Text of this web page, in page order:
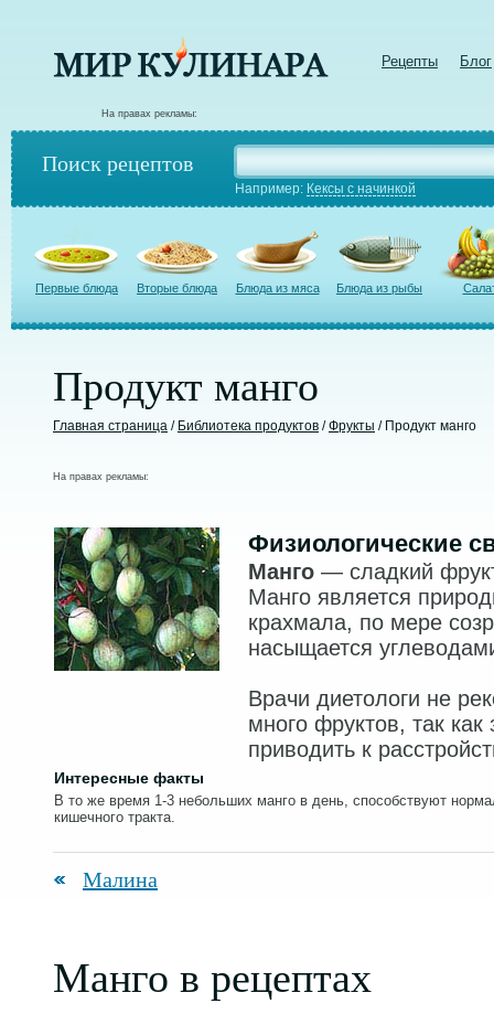
Рецепты Блог
На правах рекламы:
Поиск рецептов
Например: Кексы с начинкой
Первые блюда Вторые блюда Блюда из мяса Блюда из рыбы
Продукт манго
Главная страница / Библиотека продуктов /Фрукты / Продукт манго
На правах рекламы:
Физиологические
Манго — сладкий
Манго является
крахмала, по мере
насыщается
Врачи диетологи не
много фруктов, так как
приводить к
Интересные факты
В то же время 1-3 небольших манго в день, способствуют
кишечного тракта.
Малина
Манго в рецептах